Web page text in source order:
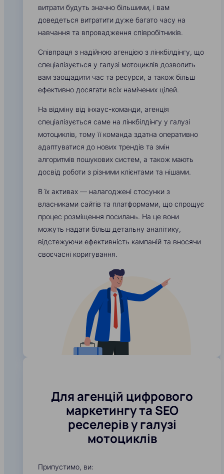
витрати будуть значно більшими, і вам
доведеться витратити дуже багато часу на
навчання та впровадження співробітників.
Співпраця з надійною агенцією з лінкбілдінгу, що
спеціалізується у галузі мотоциклів дозволить
вам заощадити час та ресурси, а також більш
ефективно досягати всіх намічених цілей.
На відміну від інхаус-команди, агенція
спеціалізується саме на лінкбілдінгу у галузі
мотоциклів, тому її команда здатна оперативно
адаптуватися до нових трендів та змін
алгоритмів пошукових систем, а також мають
досвід роботи з різними клієнтами та нішами.
В їх активах — налагоджені стосунки з
власниками сайтів та платформами, що спрощує
процес розміщення посилань. На це вони
можуть надати більш детальну аналітику,
відстежуючи ефективність кампаній та вносячи
своєчасні коригування.
Для агенцій цифрового
маркетингу та SEO
реселерів у галузі
мотоциклів
Припустимо, ви: